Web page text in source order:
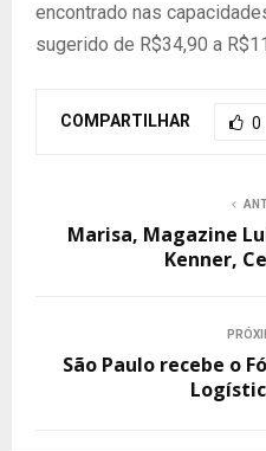
encontrado nas
sugerido de R$34,90 a
COMPARTILHAR 0
Marisa, Magazine
Kenner,
São Paulo recebe o